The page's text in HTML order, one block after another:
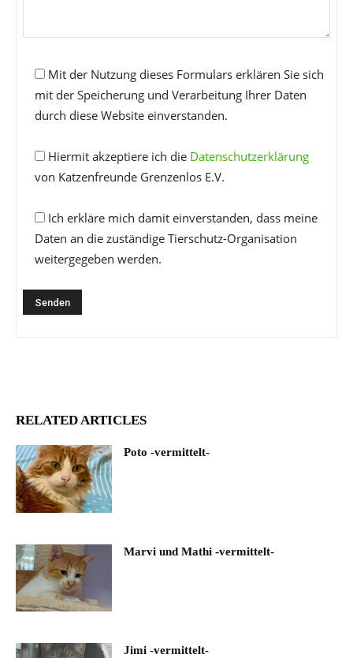
Mit der Nutzung dieses Formulars erklären Sie sich
mit der Speicherung und Verarbeitung Ihrer Daten
durch diese Website einverstanden.
Hiermit akzeptiere ich die Datenschutzerklärung
von Katzenfreunde Grenzenlos E.V.
Ich erkläre mich damit einverstanden, dass meine
Daten an die zuständige Tierschutz-Organisation
weitergegeben werden.
RELATED ARTICLES
Poto -vermittelt-
Marvi und Mathi -vermittelt-
Jimi -vermittelt-